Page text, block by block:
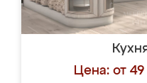
Цена: от